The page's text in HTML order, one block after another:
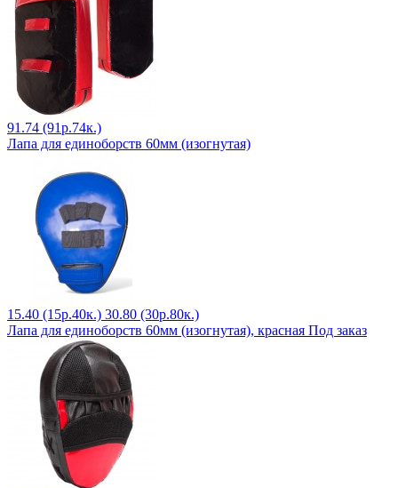
91.74 (91р.74к.)
Лапа для единоборств 60мм (изогнутая)
15.40 (15р.40к.) 30.80 (30р.80к.)
Лапа для единоборств 60мм (изогнутая), красная Под заказ